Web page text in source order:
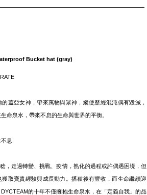
Bucket hat (gray)
蓋亞女神，帶來萬物與眾神，縱使歷經混沌偶有毀滅，
命泉水，帶來不息的生命與世界的平衡。
息
，走過轉變、挑戰、疫情，熟化的過程或許偶遇困境，但
獲取寶貴經驗與成長動力。播種後有豐收，而生命繼續迎
的十年不僅擁抱生命泉水，在「定義自我」的品